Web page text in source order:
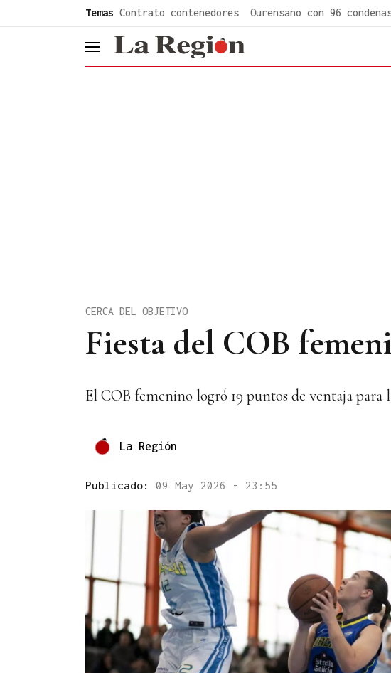
Temas Contrato contenedores Ourensano con 96
header.menu.open
Fiesta del COB
CERCA DEL OBJETIVO
El COB femenino logró 19 puntos de ventaja
La Región
Publicado: 09 May 2026 - 23:55